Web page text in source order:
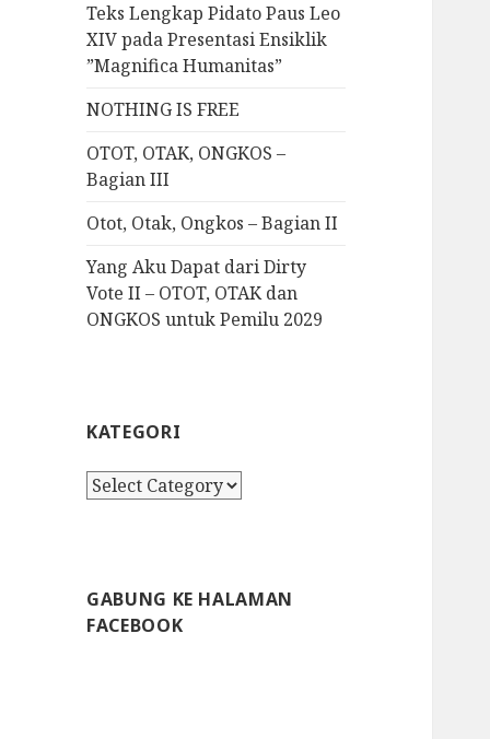
Teks Lengkap Pidato Paus Leo
XIV pada Presentasi Ensiklik
”Magnifica Humanitas”
NOTHING IS FREE
OTOT, OTAK, ONGKOS –
Bagian III
Otot, Otak, Ongkos – Bagian II
Yang Aku Dapat dari Dirty
Vote II – OTOT, OTAK dan
ONGKOS untuk Pemilu 2029
KATEGORI
K
g
o
GABUNG KE HALAMAN
FACEBOOK